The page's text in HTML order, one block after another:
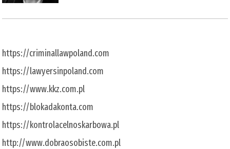
https://criminallawpoland.com
https://lawyersinpoland.com
https://www.kkz.com.pl
https://blokadakonta.com
https://kontrolacelnoskarbowa.pl
http://www.dobraosobiste.com.pl